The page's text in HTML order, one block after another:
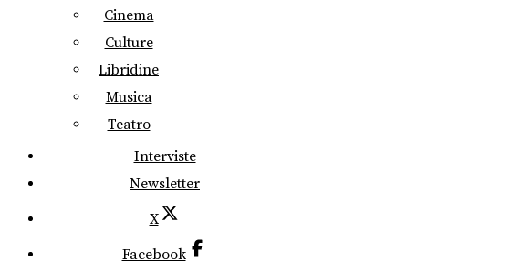
Cinema
Culture
Libridine
Musica
Teatro
Interviste
Newsletter
X
Facebook